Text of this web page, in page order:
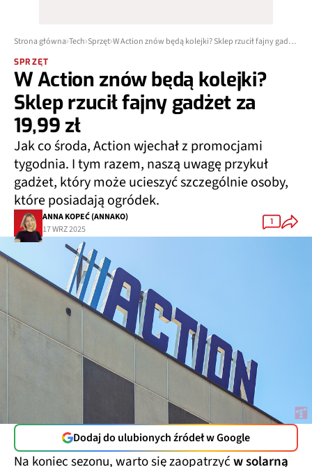
Strona główna Tech Sprzęt W Action znów będą kolejki? Sklep rzucił fajny gadżet za 19,99 zł
SPRZĘT
W Action znów będą kolejki?
Sklep rzucił fajny gadżet za
19,99 zł
Jak co środa, Action wjechał z promocjami
tygodnia. I tym razem, naszą uwagę przykuł
gadżet, który może ucieszyć szczególnie osoby,
które posiadają ogródek.
ANNA KOPEĆ (ANNAKO)
17 WRZ 2025
1
Dodaj do ulubionych źródeł w Google
Na koniec sezonu, warto się zaopatrzyćw solarną